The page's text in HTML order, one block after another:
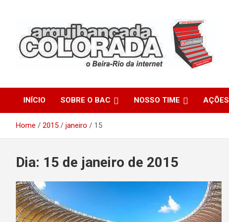
Arquibancada Colorada
INÍCIO SOBRE O BAC NOSSO TIME AÇÕES
Home 2015 janeiro 15
Dia: 15 de janeiro de 2015